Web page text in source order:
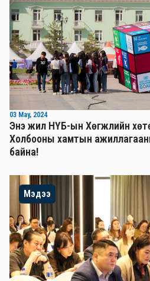
03 May, 2024
Энэ жил НҮБ-ын Хөгжлийн
Холбооны хамтын
байна!
Мэдээ